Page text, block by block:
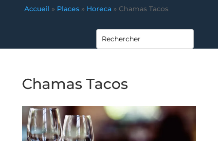
Accueil » Places » Horeca » Chamas Tacos
Chamas Tacos